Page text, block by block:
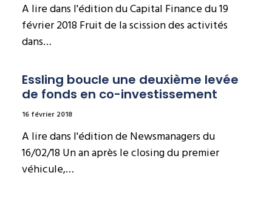
A lire dans l'édition du Capital Finance du 19
février 2018 Fruit de la scission des activités
dans…
Essling boucle une deuxième levée
de fonds en co-investissement
16 février 2018
A lire dans l'édition de Newsmanagers du
16/02/18 Un an après le closing du premier
véhicule,…